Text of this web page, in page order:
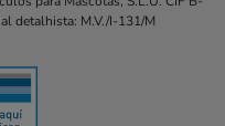
detalhista: M.V./I-131/M